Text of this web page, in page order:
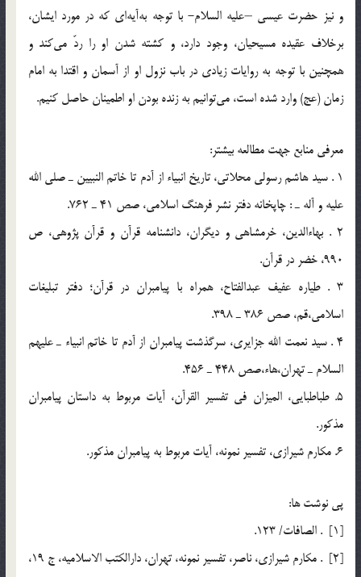
و نیز حضرت عیسی –علیه السلام- با توجه به‌آيه‌اي كه در مورد ايشان،
برخلاف عقيده مسيحيان، وجود دارد، و كشته شدن او را ردّ‌ مي‌كند و
همچنين با توجه به روايات زيادي در باب نزول او از آسمان و اقتدا به امام
زمان (عج) وارد شده است، مي‌توانيم به زنده بودن او اطمينان حاصل كنيم.
معرفي منابع جهت مطالعه بيشتر:
1 . سيد هاشم رسولي محلاتي، تاريخ انبياء از آدم تا خاتم النبيين ـ صلي الله
عليه و آله ـ : چاپخانه دفتر نشر فرهنگ اسلامي، صص 41 ـ 762.
2 . بهاءالدين، خرمشاهي و ديگران، دانشنامه قرآن و قرآن پژوهي، ص
990، خضر در قرآن.
3 . طياره عفيف عبدالفتاح، همراه با پيامبران در قرآن؛ دفتر تبليغات
اسلامي،قم، صص 386 ـ 398.
4 . سيد نعمت الله جزايري، سرگذشت پيامبران از آدم تا خاتم انبياء ـ عليهم
السلام ـ تهران،‌هاء،‌صص 448 ـ 456.
5. طباطبايي، الميزان في تفسير القرآن، آيات مربوط به داستان پیامبران
مذکور.
6. مکارم شیرازی، تفسیر نمونه، آیات مربوط به پیامبران مذکور.
پي نوشت ها:
[1] . الصافات/ 123.
[2] . مكارم شيرازي، ناصر، تفسير نمونه، تهران، ‌دارالكتب الاسلاميه، ج 19،